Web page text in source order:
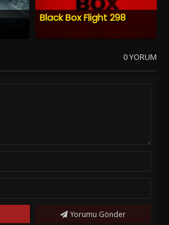
Black Box Flight 298
0 YORUM
Yorumu Gönder